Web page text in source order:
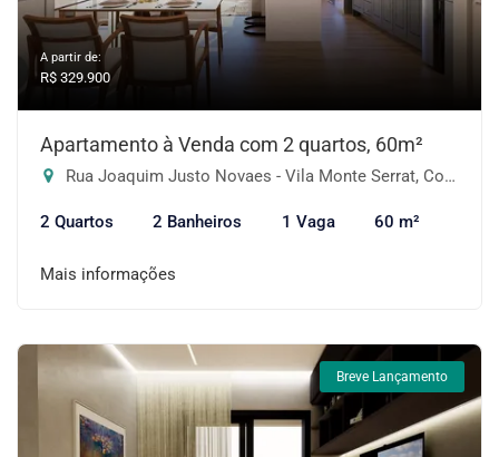
A partir de:
R$ 329.900
Apartamento à Venda com 2 quartos, 60m²
Rua Joaquim Justo Novaes - Vila Monte Serrat, Cotia-SP
2 Quartos 2 Banheiros 1 Vaga 60 m²
Mais informações
Breve Lançamento